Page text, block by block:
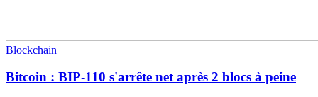
Blockchain
Bitcoin : BIP-110 s'arrête net après 2 blocs à peine